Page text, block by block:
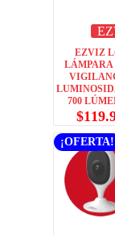
EZVIZ
LÁMPARA
700
$
¡OFERTA!